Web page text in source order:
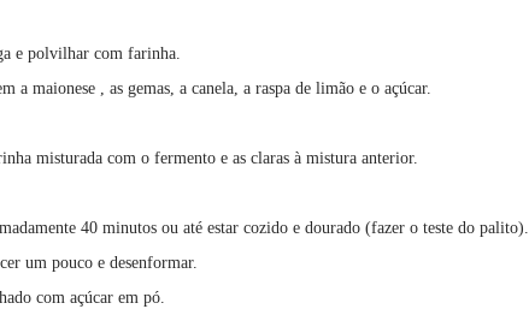
e polvilhar com farinha.
a maionese , as gemas, a canela, a raspa de limão e o açúcar.
misturada com o fermento e as claras à mistura anterior.
40 minutos ou até estar cozido e dourado (fazer o teste do palito).
um pouco e desenformar.
com açúcar em pó.